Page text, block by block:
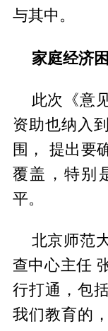
与其中。
家庭经济
此次《意
资助也纳入
围， 提出要
覆盖，特别
平。
北京师范
查中心主任
行打通，包
我们教育的